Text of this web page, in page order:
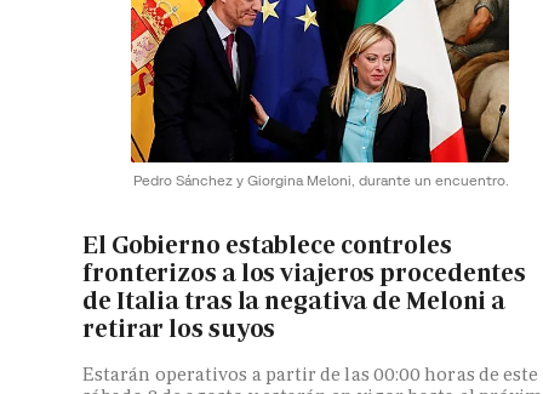
Pedro Sánchez y Giorgina Meloni, durante un encuentro.
El Gobierno establece controles
fronterizos a los viajeros procedentes
de Italia tras la negativa de Meloni a
retirar los suyos
Estarán operativos a partir de las 00:00 horas de este